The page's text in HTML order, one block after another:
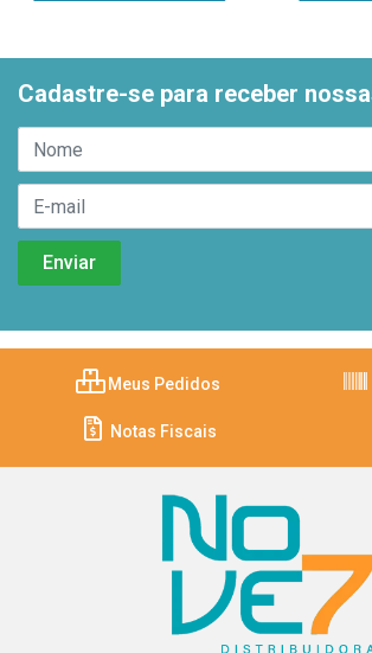
Cadastre-se para receber
Meus Pedidos
Notas Fiscais